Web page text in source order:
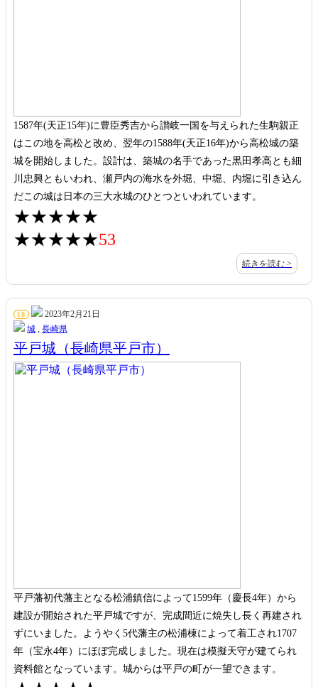
1587年(天正15年)に豊臣秀吉から讃岐一国を与えられた生駒親正
はこの地を高松と改め、翌年の1588年(天正16年)から高松城の築
城を開始しました。設計は、築城の名手であった黒田孝高とも細
川忠興ともいわれ、瀬戸内の海水を外堀、中堀、内堀に引き込ん
だこの城は日本の三大水城のひとつといわれています。
★★★★★
★★★★★53
続きを読む >
18
2023年2月21日
城
長崎県
平戸城（長崎県平戸市）
平戸藩初代藩主となる松浦鎮信によって1599年（慶長4年）から
建設が開始された平戸城ですが、完成間近に焼失し長く再建され
ずにいました。ようやく5代藩主の松浦棟によって着工され1707
年（宝永4年）にほぼ完成しました。現在は模擬天守が建てられ
資料館となっています。城からは平戸の町が一望できます。